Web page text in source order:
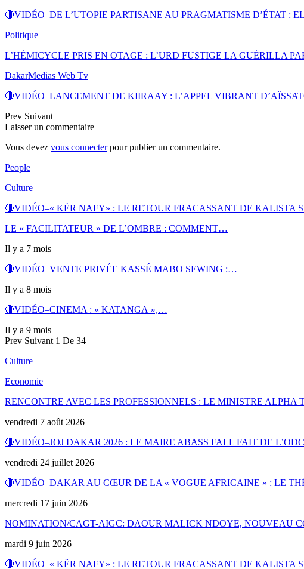
🔴VIDÉO–DE L’UTOPIE PARTISANE AU PRAGMATISME D’ÉTAT :
Politique
L’HÉMICYCLE PRIS EN OTAGE : L’URD FUSTIGE LA GUÉRILLA
DakarMedias Web Tv
🔴VIDÉO–LANCEMENT DE KIIRAAY : L’APPEL VIBRANT
Prev Suivant
Laisser un commentaire
Vous devez vous connecterpour publier un commentaire.
People
Culture
🔴VIDÉO–« KËR NAFY» : LE RETOUR FRACASSANT DE KALISTA
LE « FACILITATEUR » DE L’OMBRE : COMMENT…
Il y a 7 mois
🔴VIDÉO–VENTE PRIVÉE KASSÉ MABO SEWING :…
Il y a 8 mois
🔴VIDÉO–CINEMA : « KATANGA »,…
Il y a 9 mois
Prev Suivant 1 De 34
Culture
Economie
RENCONTRE AVEC LES PROFESSIONNELS : LE MINISTRE
vendredi 7 août 2026
🔴VIDÉO–JOJ DAKAR 2026 : LE MAIRE ABASS FALL FAIT DE
vendredi 24 juillet 2026
🔴VIDÉO–DAKAR AU CŒUR DE LA « VOGUE AFRICAINE » : LE
mercredi 17 juin 2026
NOMINATION/CAGT-AIGC: DAOUR MALICK NDOYE, NOUVEAU
mardi 9 juin 2026
🔴VIDÉO–« KËR NAFY» : LE RETOUR FRACASSANT DE KALISTA